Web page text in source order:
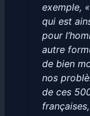
exemple,
qui est
pour
autre
de bien
nos
de ces